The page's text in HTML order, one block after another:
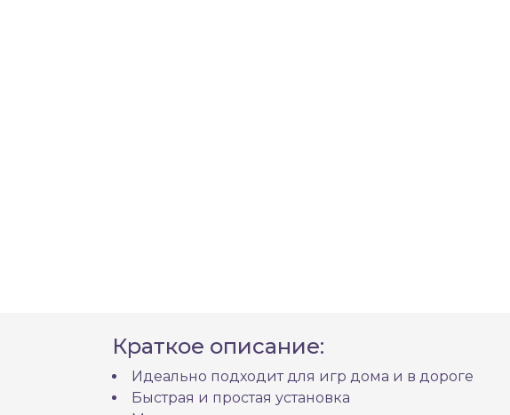
Краткое описание:
Идеально подходит для игр дома и в дороге
Быстрая и простая установка